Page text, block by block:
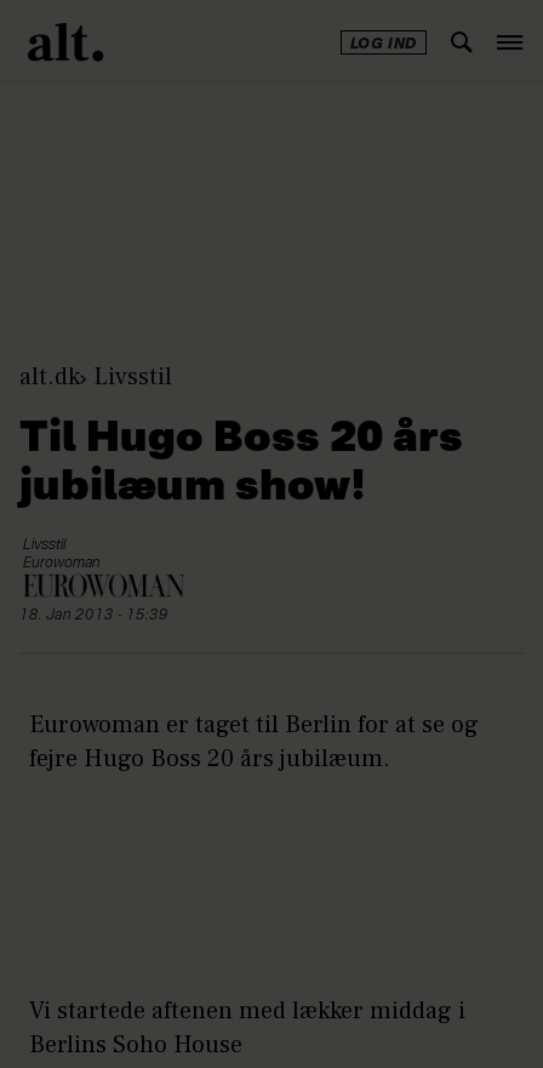
LOG IND
alt.dk Livsstil
Til Hugo Boss 20 års
jubilæum show!
Livsstil
Eurowoman
18. Jan 2013 - 15:39
Eurowoman er taget til Berlin for at se og
fejre Hugo Boss 20 års jubilæum.
Vi startede aftenen med lækker middag i
Berlins Soho House